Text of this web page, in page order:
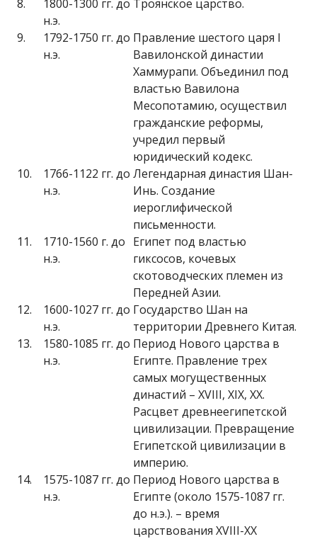
8.
1800-1300 гг. до
н.э.
Троянское царство.
9.
1792-1750 гг. до
н.э.
Правление шестого царя I
Вавилонской династии
Хаммурапи. Объединил под
властью Вавилона
Месопотамию, осуществил
гражданские реформы,
учредил первый
юридический кодекс.
10.
1766-1122 гг. до
н.э.
Легендарная династия Шан-
Инь. Создание
иероглифической
письменности.
11.
1710-1560 г. до
н.э.
Египет под властью
гиксосов, кочевых
скотоводческих племен из
Передней Азии.
12.
1600-1027 гг. до
н.э.
Государство Шан на
территории Древнего Китая.
13.
1580-1085 гг. до
н.э.
Период Нового царства в
Египте. Правление трех
самых могущественных
династий – XVIII, XIX, ХХ.
Расцвет древнеегипетской
цивилизации. Превращение
Египетской цивилизации в
империю.
14.
1575-1087 гг. до
н.э.
Период Нового царства в
Египте (около 1575-1087 гг.
до н.э.). – время
царствования XVIII-XX